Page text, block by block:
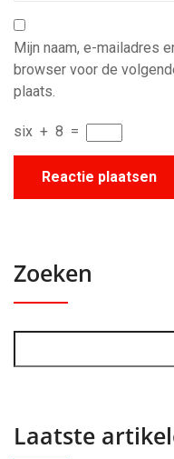
Mijn naam, e-mailadres
browser voor de
plaats.
six + 8 =
Zoeken
Laatste